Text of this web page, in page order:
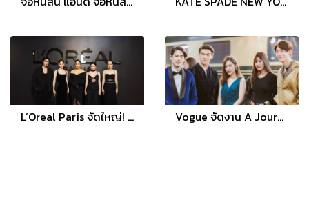
L’Oreal Paris จัดใหญ่! ฉลอง ‘คุณค่าที่ทุกคนคู่ควร’ กว่า 115 ปี ร่วมกับ ชมพู่-ณิชา-เบ็คกี้-เจมีไนน์-มาดามแป้ง Vogue จัดงาน A Journey Through 5 Fabulous Years! ฉลอง 5 ปี บนรถไฟหรู Eastern & Oriental Express